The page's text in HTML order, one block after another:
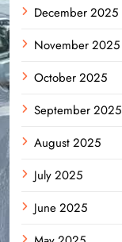
December 2025
November 2025
October 2025
September 2025
August 2025
July 2025
June 2025